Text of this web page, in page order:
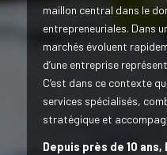
maillon central dans le
entrepreneuriales. Dans
marchés évoluent
d’une entreprise
C’est dans ce contexte
services spécialisés,
stratégique et
Depuis près de 10